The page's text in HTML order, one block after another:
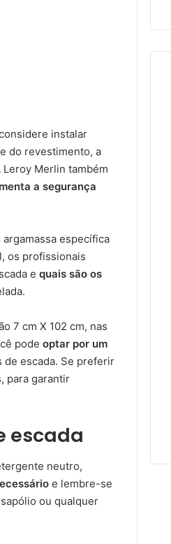
instalar
do revestimento, a
Merlin também
a segurança
específica
os profissionais
e quais são os
7 cm X 102 cm, nas
pode optar por um
de escada. Se preferir
para garantir
escada
neutro,
e lembre-se
ou qualquer